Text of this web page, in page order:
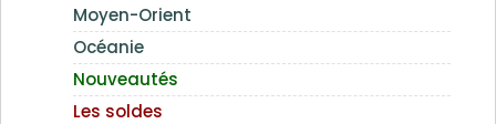
Moyen-Orient
Océanie
Nouveautés
Les soldes